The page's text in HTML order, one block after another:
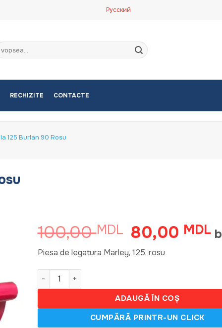
Русский
RECHIZITE CONTACTE
125 Burlan 90 Rosu
100,00MDL Prețul
inițial
a
80,00 MDL
Piesa de legatura Marley, 125, rosu
Cantitate Piesa de legatura Marley, 125, rosu
ADAUGĂ ÎN COȘ